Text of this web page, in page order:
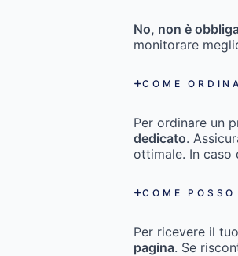
No, non è
monitorare
COME
Per ordinare un
dedicato.
ottimale. In
COME
Per ricevere il
pagina. Se